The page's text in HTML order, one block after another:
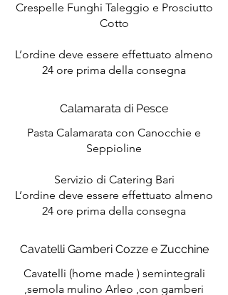
Crespelle Funghi Taleggio e Prosciutto
Cotto
L’ordine deve essere effettuato almeno
24 ore prima della consegna
Calamarata di Pesce
Pasta Calamarata con Canocchie e
Seppioline
Servizio di Catering Bari
L’ordine deve essere effettuato almeno
Cavatelli Gamberi Cozze e Zucchine
Cavatelli (home made ) semintegrali
,semola mulino Arleo ,con gamberi